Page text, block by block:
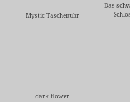
Mystic Taschenuhr
Das
dark flower